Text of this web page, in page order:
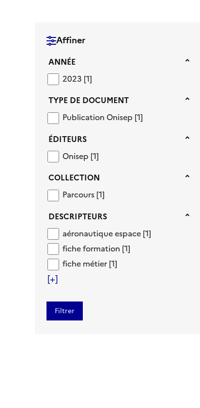
Affiner
Année
ANNÉE
20232023 [1]
Type de document
TYPE DE DOCUMENT
Publication Onisep
Publication Onisep [1]
Éditeurs
ÉDITEURS
Onisep
Onisep [1]
Collection
COLLECTION
Parcours
Parcours [1]
Descripteurs
DESCRIPTEURS
aéronautique espace
aéronautique espace [1]
fiche formation
fiche formation [1]
fiche métier
fiche métier [1]
[+]